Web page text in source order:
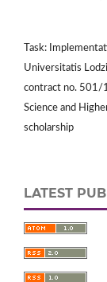
Task:
Universitatis
contract no.
Science and
scholarship
LATEST